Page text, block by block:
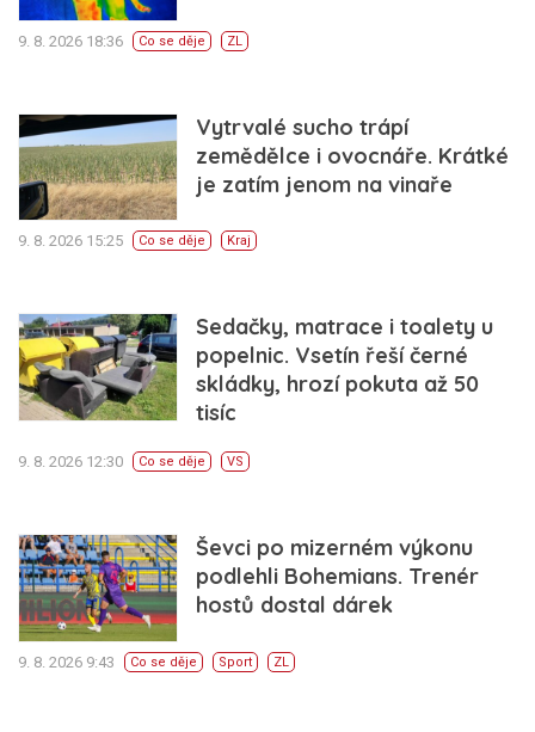
9. 8. 2026 18:36 Co se děje ZL
Vytrvalé sucho trápí
zemědělce i ovocnáře. Krátké
je zatím jenom na vinaře
9. 8. 2026 15:25 Co se děje Kraj
Sedačky, matrace i toalety u
popelnic. Vsetín řeší černé
skládky, hrozí pokuta až 50
tisíc
9. 8. 2026 12:30 Co se děje VS
Ševci po mizerném výkonu
podlehli Bohemians. Trenér
hostů dostal dárek
9. 8. 2026 9:43 Co se děje Sport ZL